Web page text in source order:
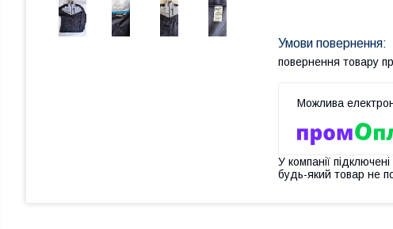
повернення товару
У компанії
будь-який товар не